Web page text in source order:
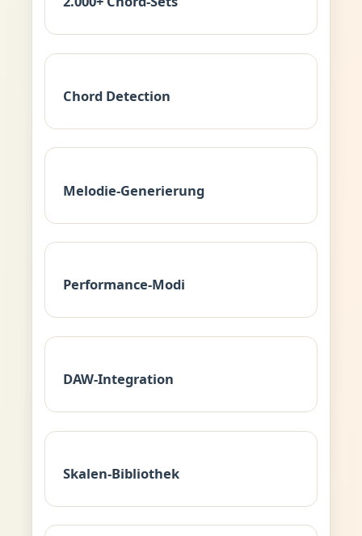
Chord Detection
Melodie-Generierung
Performance-Modi
DAW-Integration
Skalen-Bibliothek